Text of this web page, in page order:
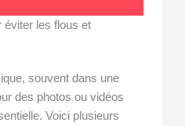
éviter les flous et
souvent dans une
des photos ou vidéos
Voici plusieurs